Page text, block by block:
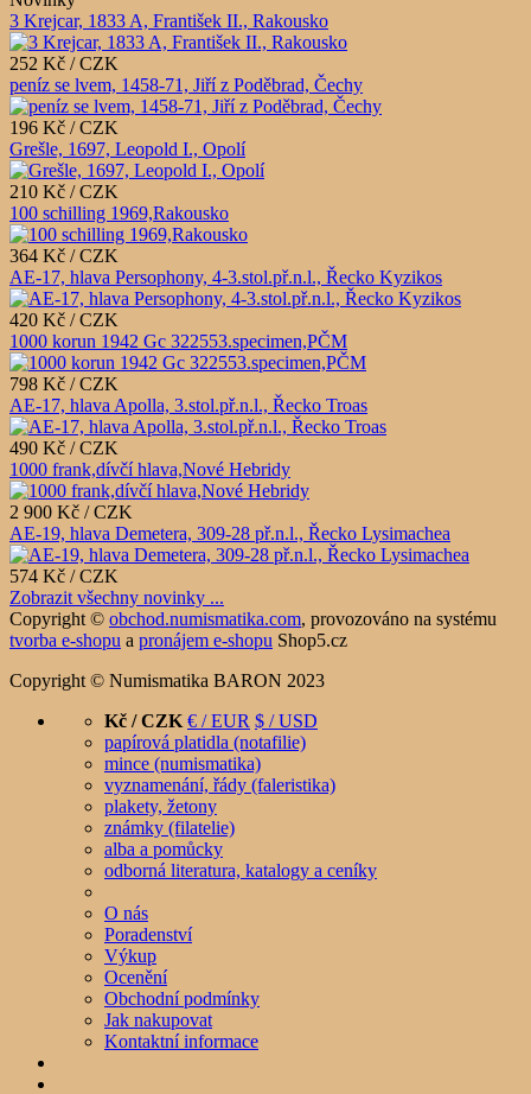
3 Krejcar, 1833 A, František II., Rakousko
252 Kč / CZK
peníz se lvem, 1458-71, Jiří z Poděbrad, Čechy
196 Kč / CZK
Grešle, 1697, Leopold I., Opolí
210 Kč / CZK
100 schilling 1969,Rakousko
364 Kč / CZK
AE-17, hlava Persophony, 4-3.stol.př.n.l., Řecko Kyzikos
420 Kč / CZK
1000 korun 1942 Gc 322553.specimen,PČM
798 Kč / CZK
AE-17, hlava Apolla, 3.stol.př.n.l., Řecko Troas
490 Kč / CZK
1000 frank,dívčí hlava,Nové Hebridy
2 900 Kč / CZK
AE-19, hlava Demetera, 309-28 př.n.l., Řecko Lysimachea
574 Kč / CZK
Zobrazit všechny novinky ...
Copyright © obchod.numismatika.com, provozováno na systému
tvorba e-shopu a pronájem e-shopu Shop5.cz
Copyright © Numismatika BARON 2023
Kč / CZK € / EUR $ / USD
papírová platidla (notafilie)
mince (numismatika)
vyznamenání, řády (faleristika)
plakety, žetony
známky (filatelie)
alba a pomůcky
odborná literatura, katalogy a ceníky
O nás
Poradenství
Výkup
Ocenění
Obchodní podmínky
Jak nakupovat
Kontaktní informace